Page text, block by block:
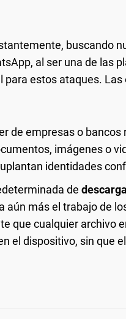
buscando
al ser una de las
para estos ataques.
de empresas o bancos
imágenes o
identidades
de
aún más el trabajo de
que cualquier archivo
el dispositivo, sin que